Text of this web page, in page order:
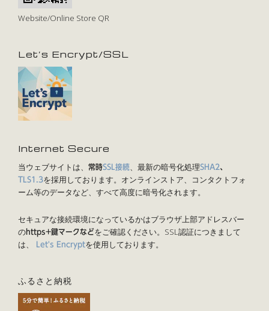
Website/Online Store QR
Let’s Encrypt/SSL
Internet Secure
当ウェブサイトは、 常時SSL接続、最新の暗号化処理SHA2、
TLS1.3を採用しております。オンラインストア、コンタクトフォ
ーム等のデータなど、すべて高度に暗号化されます。
セキュアな接続環境になっているかはブラウザ上部アドレスバー
のhttps+鍵マークなどをご確認ください。SSL認証につきまして
は、
Let's Encryptを使用しております。
ふるさと納税